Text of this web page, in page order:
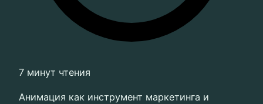
7 минут чтения
Анимация как инструмент маркетинга и